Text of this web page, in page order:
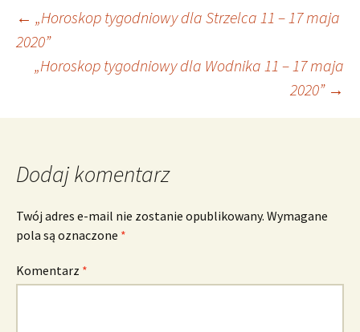
Nawigacja
wpisu
← „Horoskop tygodniowy dla Strzelca 11 – 17 maja
2020”
„Horoskop tygodniowy dla Wodnika 11 – 17 maja
2020” →
Dodaj komentarz
Twój adres e-mail nie zostanie opublikowany. Wymagane
pola są oznaczone *
Komentarz *